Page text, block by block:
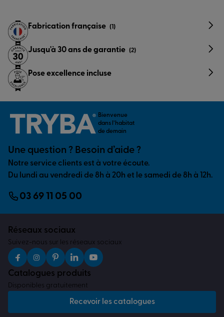
Fabrication française (1)
Jusqu'à 30 ans de garantie (2)
Pose excellence incluse
Bienvenue
dans l’habitat
de demain
Une question ? Besoin d’aide ?
Notre service clients est à votre écoute.
Du lundi au vendredi de 8h à 20h et le samedi de 8h à 12h.
03 69 11 05 00
Réseaux sociaux
Suivez-nous sur les réseaux sociaux
Catalogues produits
Disponibles gratuitement
Recevoir les catalogues